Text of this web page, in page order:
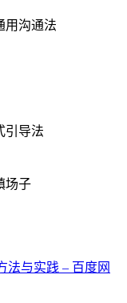
用沟通法
引导法
场子
法与实践 – 百度网